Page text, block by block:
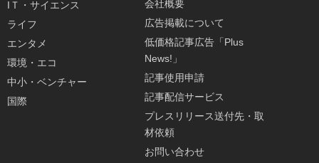
IＴ・サイエンス
ライフ
エンタメ
環境・エコ
中小・ベンチャー
国際
会社概要
広告掲載について
低価格記事広告「Plus
News!」
記事使用申請
記事配信サービス
プレスリリース送付先・取
材依頼
お問い合わせ